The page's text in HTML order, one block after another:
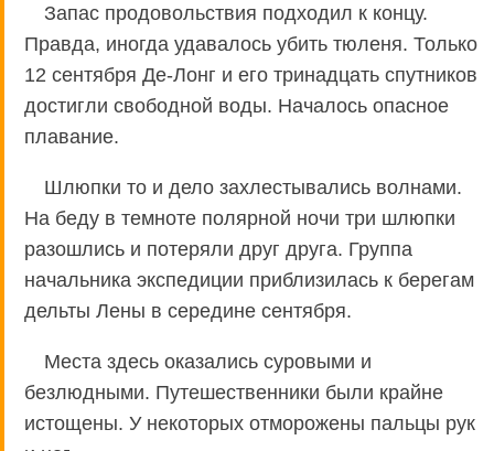
Запас продовольствия подходил к концу.
Правда, иногда удавалось убить тюленя. Только
12 сентября Де-Лонг и его тринадцать спутников
достигли свободной воды. Началось опасное
плавание.
Шлюпки то и дело захлестывались волнами.
На беду в темноте полярной ночи три шлюпки
разошлись и потеряли друг друга. Группа
начальника экспедиции приблизилась к берегам
дельты Лены в середине сентября.
Места здесь оказались суровыми и
безлюдными. Путешественники были крайне
истощены. У некоторых отморожены пальцы рук